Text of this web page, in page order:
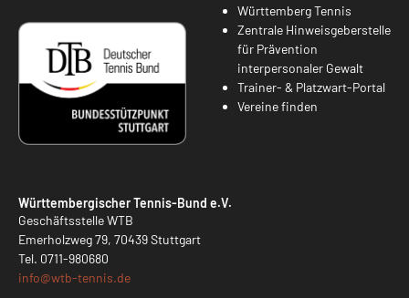
Württemberg Tennis
Zentrale Hinweisgeberstelle
für Prävention
interpersonaler Gewalt
Trainer- & Platzwart-Portal
Vereine finden
Württembergischer Tennis-Bund e.V.
Geschäftsstelle WTB
Emerholzweg 79, 70439 Stuttgart
Tel. 0711-980680
info@wtb-tennis.de